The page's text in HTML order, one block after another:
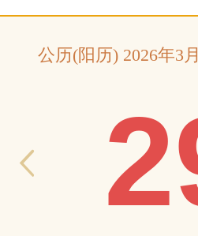
公历(阳历) 2026年3